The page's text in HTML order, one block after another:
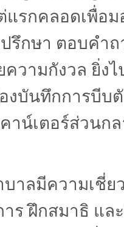
รกคลอดเพื่อ
รึกษา ตอบคำ
วามกังวล ยิ่ง
งบันทึกการบีบ
าน์เตอร์ส่วนกล
าลมีความเชี่
ฝึกสมาธิ และ